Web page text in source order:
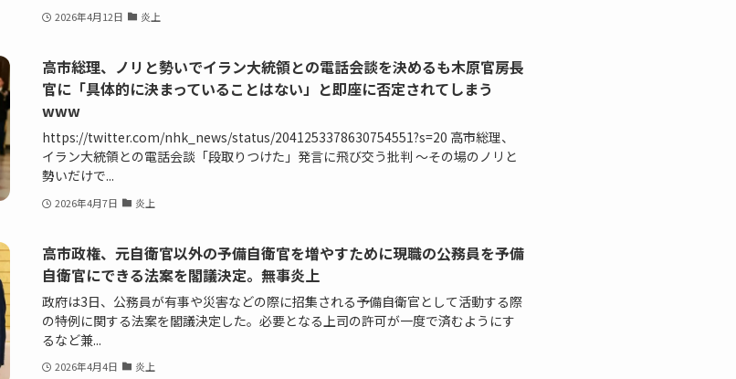
2026年4月12日 炎上
高市総理、ノリと勢いでイラン大統領との電話会談を決めるも木原官房長
官に「具体的に決まっていることはない」と即座に否定されてしまう
www
https://twitter.com/nhk_news/status/2041253378630754551?s=20 高市総理、
イラン大統領との電話会談「段取りつけた」発言に飛び交う批判 ～その場のノリと
勢いだけで...
2026年4月7日 炎上
高市政権、元自衛官以外の予備自衛官を増やすために現職の公務員を予備
自衛官にできる法案を閣議決定。無事炎上
政府は3日、公務員が有事や災害などの際に招集される予備自衛官として活動する際
の特例に関する法案を閣議決定した。必要となる上司の許可が一度で済むようにす
るなど兼...
2026年4月4日 炎上